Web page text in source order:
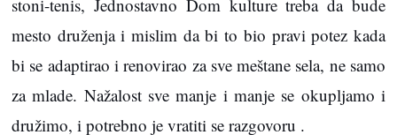
stoni-tenis, Jednostavno Dom kulture treba da bude
mesto druženja i mislim da bi to bio pravi potez kada
bi se adaptirao i renovirao za sve meštane sela, ne samo
za mlade. Nažalost sve manje i manje se okupljamo i
družimo, i potrebno je vratiti se razgovoru .